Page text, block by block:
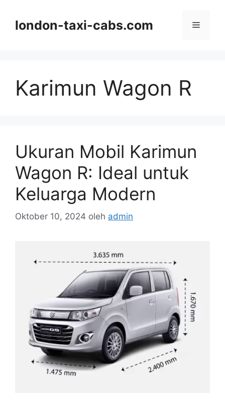
london-taxi-cabs.com Menu
Karimun Wagon R
Ukuran Mobil Karimun
Wagon R: Ideal untuk
Keluarga Modern
Oktober 10, 2024 oleh admin